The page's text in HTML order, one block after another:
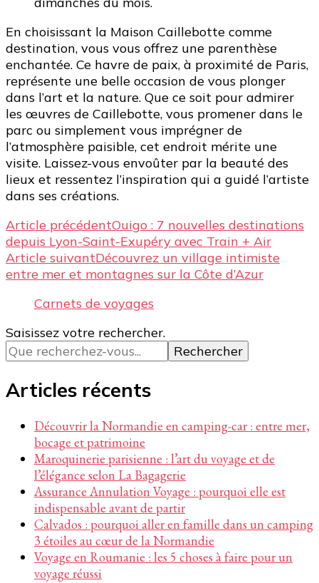
En choisissant la Maison Caillebotte comme
destination, vous vous offrez une parenthèse
enchantée. Ce havre de paix, à proximité de Paris,
représente une belle occasion de vous plonger
dans l’art et la nature. Que ce soit pour admirer
les œuvres de Caillebotte, vous promener dans le
parc ou simplement vous imprégner de
l’atmosphère paisible, cet endroit mérite une
visite. Laissez-vous envoûter par la beauté des
lieux et ressentez l’inspiration qui a guidé l’artiste
dans ses créations.
Navigation
d’article
Article précédentOuigo : 7 nouvelles destinations
depuis Lyon-Saint-Exupéry avec Train + Air
Article suivantDécouvrez un village intimiste
entre mer et montagnes sur la Côte d’Azur
Carnets de voyages
Vous
recherchiez
quelque
chose ?
Saisissez votre rechercher.
Articles récents
Découvrir la Normandie en camping-car : entre mer,
bocage et patrimoine
Maroquinerie parisienne : l’art du voyage et de
l’élégance selon La Bagagerie
Assurance Annulation Voyage : pourquoi elle est
indispensable avant de partir
Calvados : pourquoi aller en famille dans un camping
3 étoiles au cœur de la Normandie
Voyage en Roumanie : les 5 choses à faire pour un
voyage réussi